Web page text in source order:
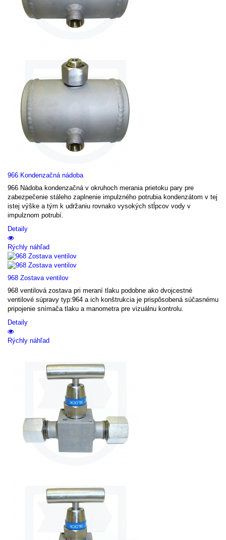
966 Kondenzačná nádoba
966 Nádoba kondenzačná v okruhoch merania prietoku pary pre
zabezpečenie stáleho zaplnenie impulzného potrubia kondenzátom v tej
istej výške a tým k udržaniu rovnako vysokých stĺpcov vody v
impulznom potrubí.
Detaily
Rýchly náhľad
968 Zostava ventilov
968 ventilová zostava pri meraní tlaku podobne ako dvojcestné
ventilové súpravy typ:964 a ich konštrukcia je prispôsobená súčasnému
pripojenie snímača tlaku a manometra pre vizuálnu kontrolu.
Detaily
Rýchly náhľad